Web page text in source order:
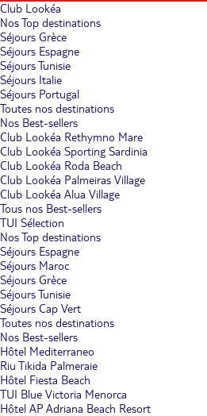
Club Lookéa
Nos Top destinations
Séjours Grèce
Séjours Espagne
Séjours Tunisie
Séjours Italie
Séjours Portugal
Toutes nos destinations
Nos Best-sellers
Club Lookéa Rethymno Mare
Club Lookéa Sporting Sardinia
Club Lookéa Roda Beach
Club Lookéa Palmeiras Village
Club Lookéa Alua Village
Tous nos Best-sellers
TUI Sélection
Nos Top destinations
Séjours Espagne
Séjours Maroc
Séjours Grèce
Séjours Tunisie
Séjours Cap Vert
Toutes nos destinations
Nos Best-sellers
Hôtel Mediterraneo
Riu Tikida Palmeraie
Hôtel Fiesta Beach
TUI Blue Victoria Menorca
Hôtel AP Adriana Beach Resort